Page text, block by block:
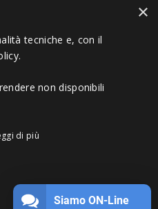
×
tecniche e, con il
non disponibili
di più
Siamo ON-Line